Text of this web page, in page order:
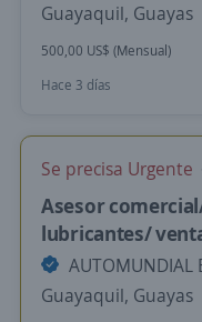
Guayaquil, Guayas
500,00 US$ (Mensual)
Hace 3 días
Se precisa Urgente
Asesor
lubricantes/
AUTOMUNDIAL
Guayaquil, Guayas